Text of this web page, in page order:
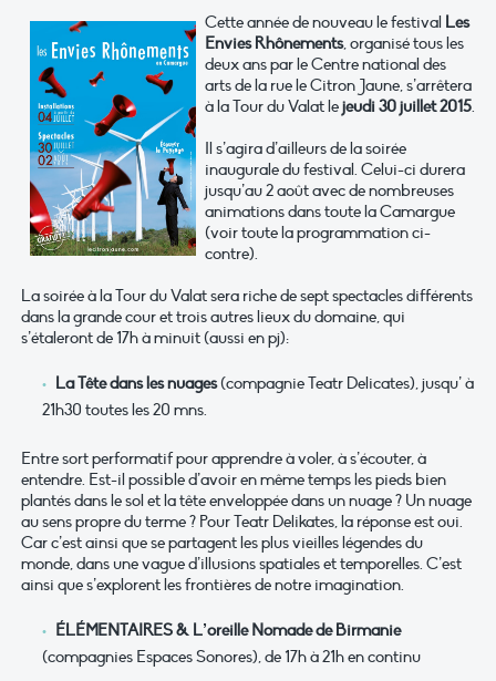
Cette année de nouveau le festival Les
Envies Rhônements, organisé tous les
deux ans par le Centre national des
arts de la rue le Citron Jaune, s’arrêtera
à la Tour du Valat lejeudi 30 juillet 2015.
Il s’agira d’ailleurs de la soirée
inaugurale du festival. Celui-ci durera
jusqu’au 2 août avec de nombreuses
animations dans toute la Camargue
(voir toute la programmation ci-
contre).
La soirée à la Tour du Valat sera riche de sept spectacles différents
dans la grande cour et trois autres lieux du domaine, qui
s’étaleront de 17h à minuit (aussi en pj):
La Tête dans les nuages(compagnie Teatr Delicates), jusqu’ à
21h30 toutes les 20 mns.
Entre sort performatif pour apprendre à voler, à s’écouter, à
entendre. Est-il possible d’avoir en même temps les pieds bien
plantés dans le sol et la tête enveloppée dans un nuage ? Un nuage
au sens propre du terme ? Pour Teatr Delikates, la réponse est oui.
Car c’est ainsi que se partagent les plus vieilles légendes du
monde, dans une vague d’illusions spatiales et temporelles. C’est
ainsi que s’explorent les frontières de notre imagination.
ÉLÉMENTAIRES & L’oreille Nomade de Birmanie
(compagnies Espaces Sonores), de 17h à 21h en continu